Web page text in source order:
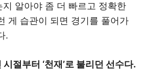
지 알아야 좀 더 빠르고 정확한
게 습관이 되면 경기를 풀어가
.
절부터 ‘천재’로 불리던 선수다.